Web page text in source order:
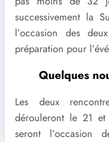
successivement la
l’occasion des
préparation pour
Quelques
Les deux
dérouleront le 21
seront l’occasion